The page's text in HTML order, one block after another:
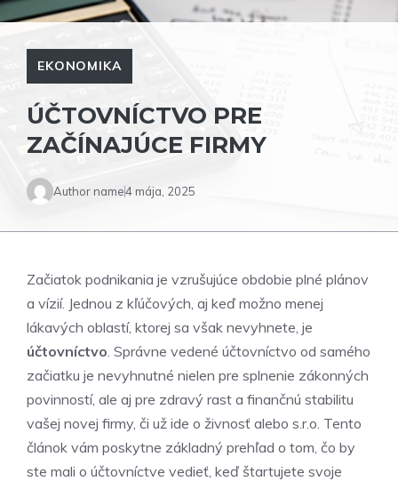
EKONOMIKA
ÚČTOVNÍCTVO PRE
ZAČÍNAJÚCE FIRMY
Author name4 mája, 2025
Začiatok podnikania je vzrušujúce obdobie plné plánov
a vízií. Jednou z kľúčových, aj keď možno menej
lákavých oblastí, ktorej sa však nevyhnete, je
účtovníctvo. Správne vedené účtovníctvo od samého
začiatku je nevyhnutné nielen pre splnenie zákonných
povinností, ale aj pre zdravý rast a finančnú stabilitu
vašej novej firmy, či už ide o živnosť alebo s.r.o. Tento
článok vám poskytne základný prehľad o tom, čo by
ste mali o účtovníctve vedieť, keď štartujete svoje